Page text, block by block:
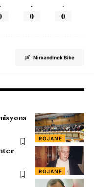
. .
0
.
0
Nirxandinek Bike
ROJANE
ROJANE